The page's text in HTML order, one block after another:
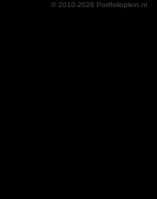
© 2010-2026 Portfolioplein.nl